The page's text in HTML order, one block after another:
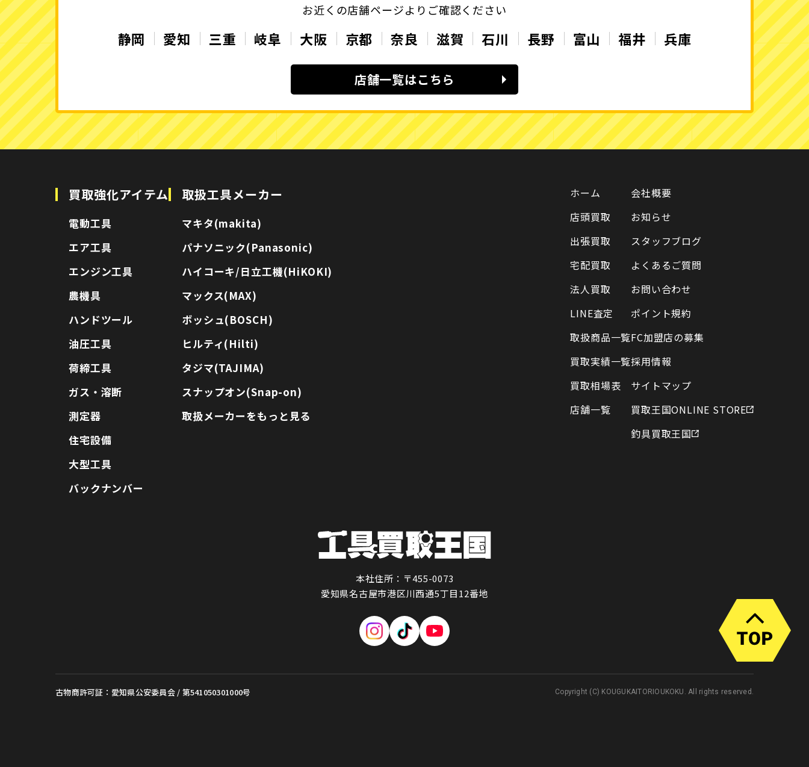
お近くの店舗ページよりご確認ください
静岡 愛知 三重 岐阜 大阪 京都 奈良 滋賀 石川 長野 富山 福井 兵庫
店舗一覧はこちら
買取強化アイテム
電動工具
エア工具
エンジン工具
農機具
ハンドツール
油圧工具
荷締工具
ガス・溶断
測定器
住宅設備
大型工具
バックナンバー
取扱工具メーカー
マキタ(makita)
パナソニック(Panasonic)
ハイコーキ/日立工機(HiKOKI)
マックス(MAX)
ボッシュ(BOSCH)
ヒルティ(Hilti)
タジマ(TAJIMA)
スナップオン(Snap-on)
取扱メーカーをもっと見る
ホーム
店頭買取
出張買取
宅配買取
法人買取
LINE査定
取扱商品一覧
買取実績一覧
買取相場表
店舗一覧
会社概要
お知らせ
スタッフブログ
よくあるご質問
お問い合わせ
ポイント規約
FC加盟店の募集
採用情報
サイトマップ
買取王国ONLINE STORE
釣具買取王国
本社住所：〒455-0073
愛知県名古屋市港区川西通5丁目12番地
古物商許可証：愛知県公安委員会 / 第541050301000号 Copyright (C) KOUGUKAITORIOUKOKU. All rights reserved.